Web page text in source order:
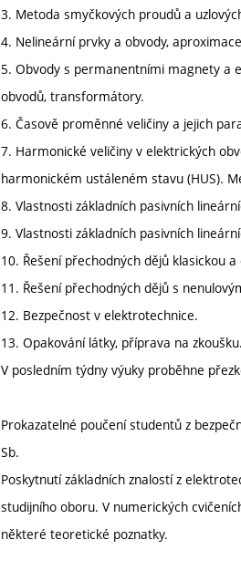
3. Metoda smyčkových proudů a
4. Nelineární prvky a obvody,
5. Obvody s permanentními magnety a
obvodů, transformátory.
6. Časově proměnné veličiny a jejich
7. Harmonické veličiny v elektrických
harmonickém ustáleném stavu (HUS).
8. Vlastnosti základních pasivních
9. Vlastnosti základních pasivních
10. Řešení přechodných dějů klasickou
11. Řešení přechodných dějů s
12. Bezpečnost v elektrotechnice.
13. Opakování látky, příprava na zkoušku.
V posledním týdny výuky proběhne
Prokazatelné poučení studentů z
Sb.
Poskytnutí základních znalostí z
studijního oboru. V numerických
některé teoretické poznatky.